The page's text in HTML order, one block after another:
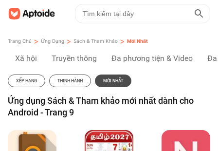
Trang Chủ > Ứng Dụng > Sách & Tham Khảo > Mới Nhất
Xã hội Truyền thông Đa phương tiện & Video Đa
XẾP HẠNG THỊNH HÀNH MỚI NHẤT
Ứng dụng Sách & Tham khảo mới nhất dành cho
Android - Trang 9